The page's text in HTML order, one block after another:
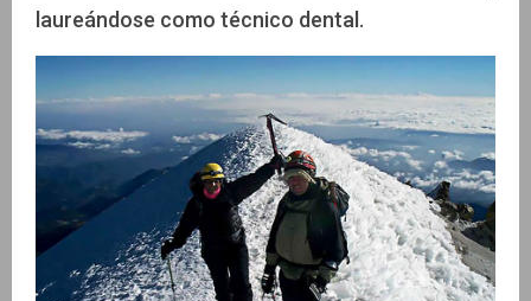
laureándose como técnico dental.